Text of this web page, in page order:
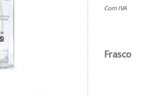
Com IVA
Frasco